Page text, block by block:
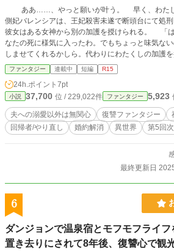
側妃バレンシアは、王妃殺害未遂で断頭台にて処刑された。 しか
彼女はある女神から別の加護を授けられる。 「ははははーーーっ、ねえ、あ
なたの死に様気に入ったわ。でもちょっと味気な
しませてくれるかしら。代わりにわたくしの加護
薔薇がどんな色になるか楽しみね」 そう言って女神はバレンシアの胸に薔薇
の種を植え付けた。 目覚めるとバレン
ファンタジー 連載中 短編 R15
24h.ポイント 7pt
小説 37,700 位 / 229,022件 ファンタジー 5,923
夫への溺愛以外は無関心 復讐ファンタジー
回帰者/やり直し
婚約解消 異世界 第5回
最終更新日
6
ダンジョンで温泉宿とモフモフライ
置き去りにされて8年後、復讐心で観